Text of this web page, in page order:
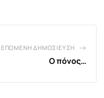
ΕΠΌΜΕΝΗ ΔΗΜΟΣΊΕΥΣΗ
Ο πόνος…